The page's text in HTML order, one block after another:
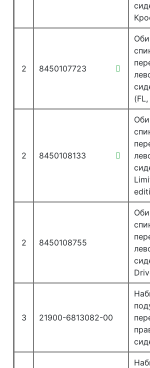
2 8450107723
2 8450108133
2 8450108755
3 21900-6813082-00